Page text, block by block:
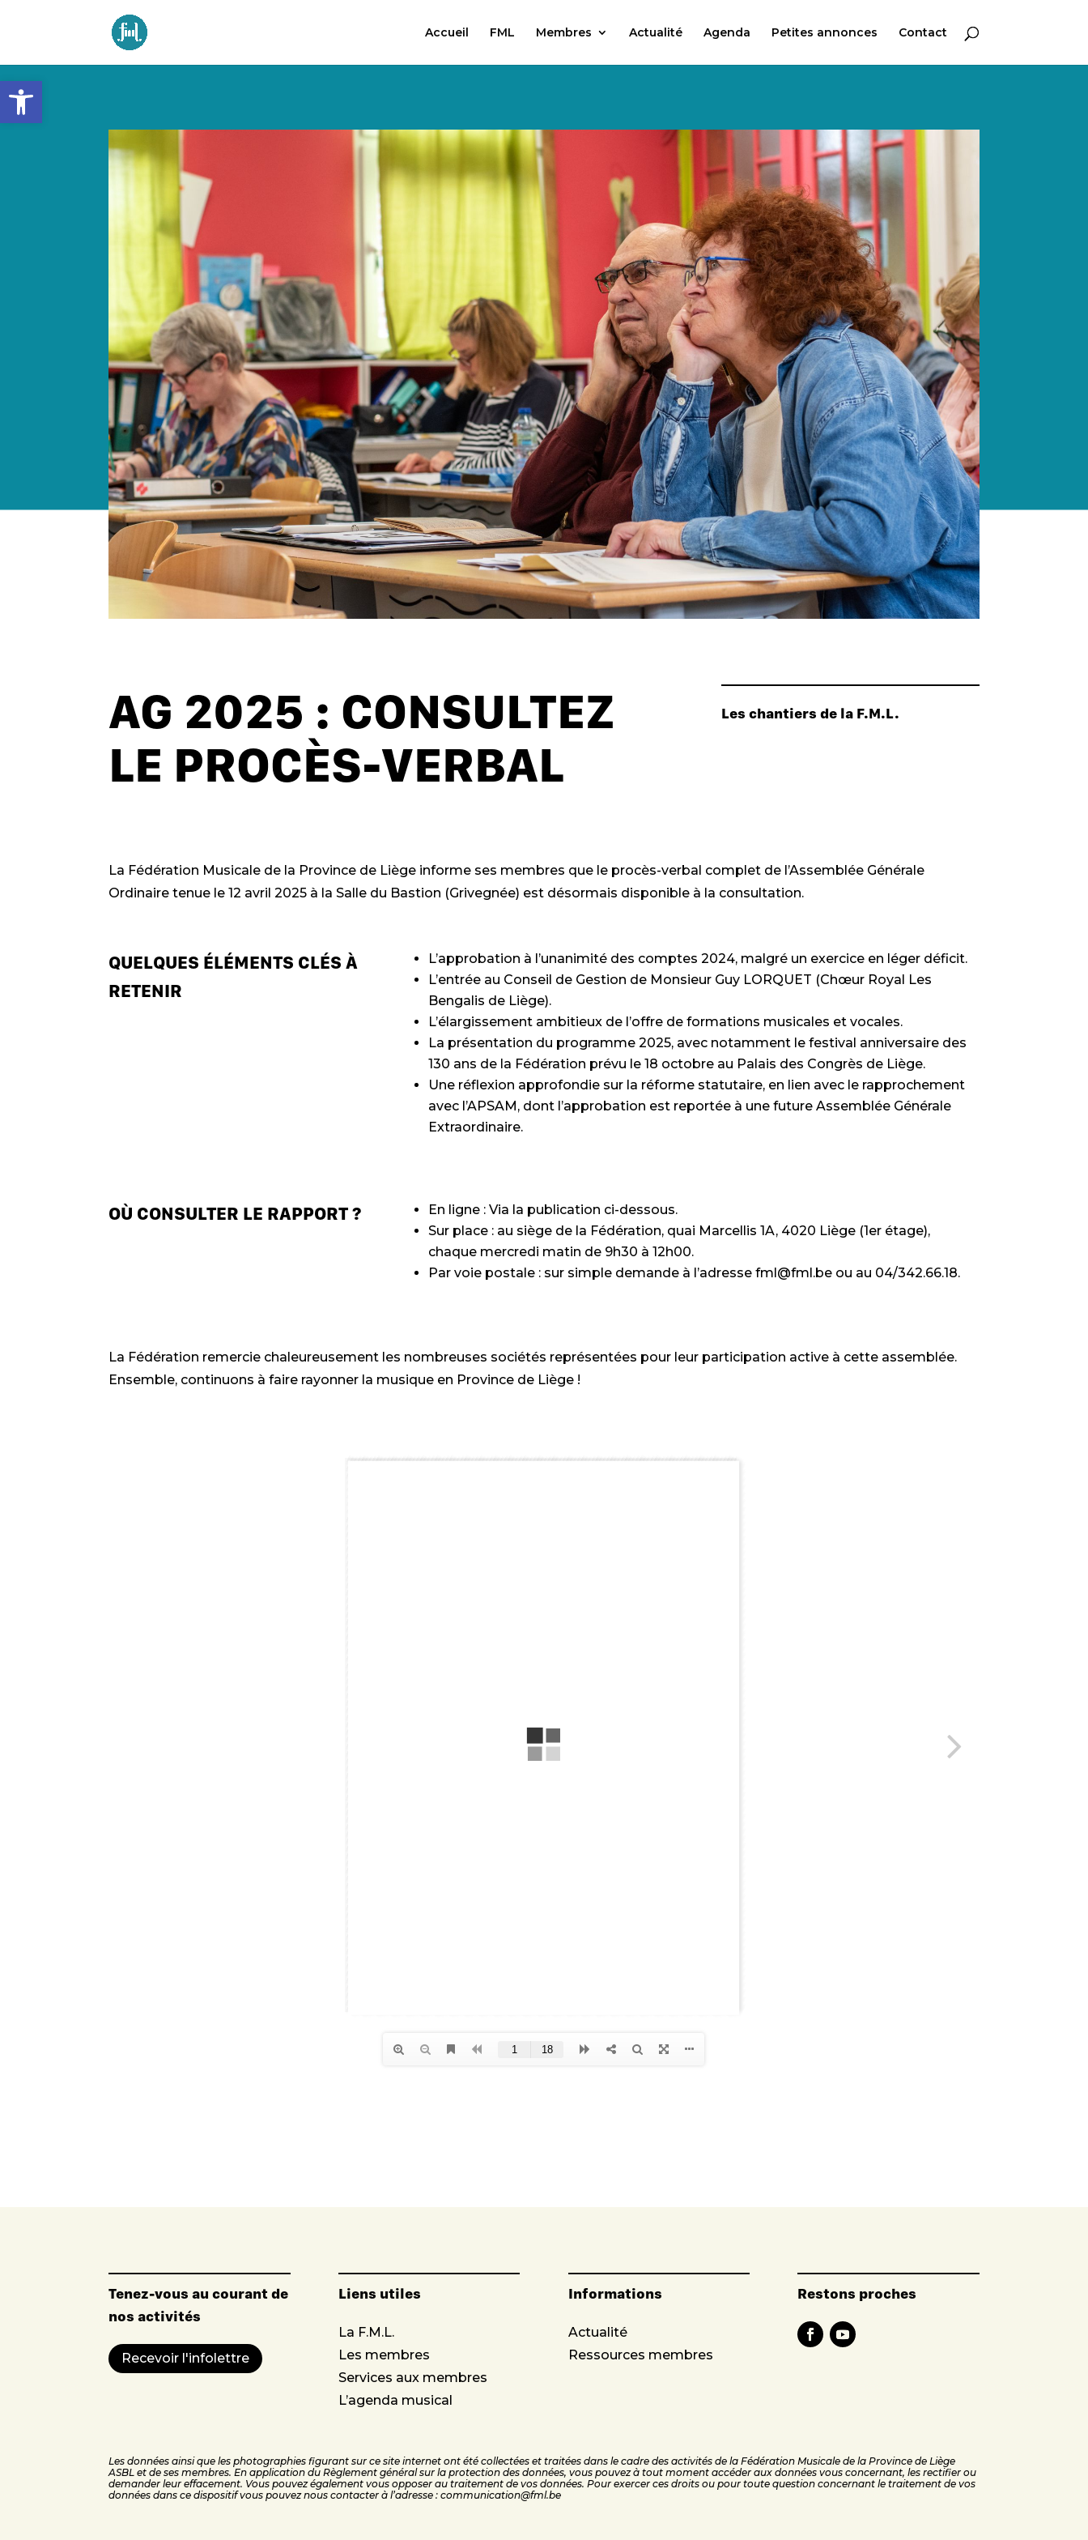
Ouvrir la barre d’outils
Accueil FML Membres Actualité Agenda Petites annonces Contact
AG 2025 : CONSULTEZ
LE PROCÈS-VERBAL
Les chantiers de la F.M.L.
La Fédération Musicale de la Province de Liège informe ses membres que le procès-verbal complet de l’Assemblée Générale
Ordinaire tenue le 12 avril 2025 à la Salle du Bastion (Grivegnée) est désormais disponible à la consultation.
QUELQUES ÉLÉMENTS CLÉS À
RETENIR
L’approbation à l’unanimité des comptes 2024, malgré un exercice en léger déficit.
L’entrée au Conseil de Gestion de Monsieur Guy LORQUET (Chœur Royal Les
Bengalis de Liège).
L’élargissement ambitieux de l’offre de formations musicales et vocales.
La présentation du programme 2025, avec notamment le festival anniversaire des
130 ans de la Fédération prévu le 18 octobre au Palais des Congrès de Liège.
Une réflexion approfondie sur la réforme statutaire, en lien avec le rapprochement
avec l’APSAM, dont l’approbation est reportée à une future Assemblée Générale
Extraordinaire.
OÙ CONSULTER LE RAPPORT ?
En ligne : Via la publication ci-dessous.
Sur place : au siège de la Fédération, quai Marcellis 1A, 4020 Liège (1er étage),
chaque mercredi matin de 9h30 à 12h00.
Par voie postale : sur simple demande à l’adresse fml@fml.be ou au 04/342.66.18.
La Fédération remercie chaleureusement les nombreuses sociétés représentées pour leur participation active à cette assemblée.
Ensemble, continuons à faire rayonner la musique en Province de Liège !
Tenez-vous au courant de
nos activités
Recevoir l'infolettre
Liens utiles
La F.M.L.
Les membres
Services aux membres
L’agenda musical
Informations
Actualité
Ressources membres
Restons proches
Les données ainsi que les photographies figurant sur ce site internet ont été collectées et traitées dans le cadre des activités de la Fédération Musicale de la Province de Liège
ASBL et de ses membres. En application du Règlement général sur la protection des données, vous pouvez à tout moment accéder aux données vous concernant, les rectifier ou
demander leur effacement. Vous pouvez également vous opposer au traitement de vos données. Pour exercer ces droits ou pour toute question concernant le traitement de vos
données dans ce dispositif vous pouvez nous contacter à l’adresse : communication@fml.be